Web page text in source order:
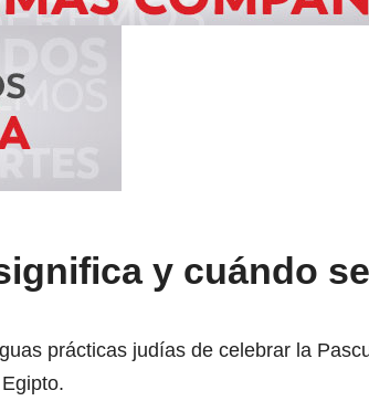
y cuándo se
prácticas judías de celebrar la